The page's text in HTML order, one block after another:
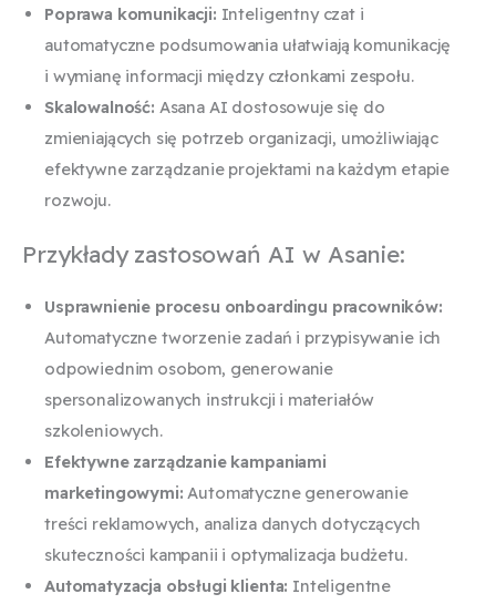
Poprawa komunikacji: Inteligentny czat i
automatyczne podsumowania ułatwiają komunikację
i wymianę informacji między członkami zespołu.
Skalowalność: Asana AI dostosowuje się do
zmieniających się potrzeb organizacji, umożliwiając
efektywne zarządzanie projektami na każdym etapie
rozwoju.
Przykłady zastosowań AI w Asanie:
Usprawnienie procesu onboardingu pracowników:
Automatyczne tworzenie zadań i przypisywanie ich
odpowiednim osobom, generowanie
spersonalizowanych instrukcji i materiałów
szkoleniowych.
Efektywne zarządzanie kampaniami
marketingowymi: Automatyczne generowanie
treści reklamowych, analiza danych dotyczących
skuteczności kampanii i optymalizacja budżetu.
Automatyzacja obsługi klienta: Inteligentne